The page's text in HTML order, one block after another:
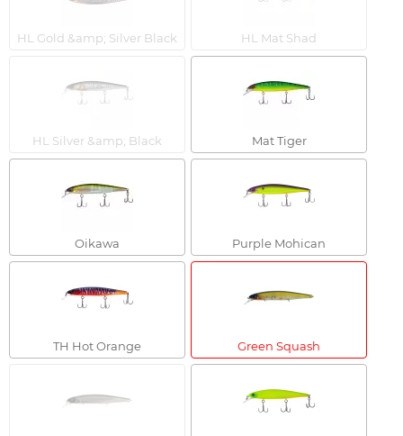
HL Gold &amp; Silver Black HL Mat Shad
HL Silver &amp; Black Mat Tiger
Oikawa Purple Mohican
TH Hot Orange Green Squash